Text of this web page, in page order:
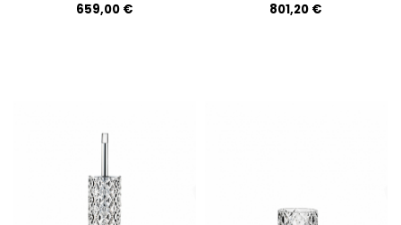
659,00 € 801,20 €